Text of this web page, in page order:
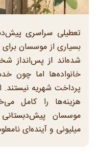
تعطیلی سراسری
بسیاری از موسسان
شده‌اند از پس‌انداز
خانواده‌ها اما چون
پرداخت شهریه
هزینه‌ها را کامل
موسسان
میلیونی و آینده‌ای